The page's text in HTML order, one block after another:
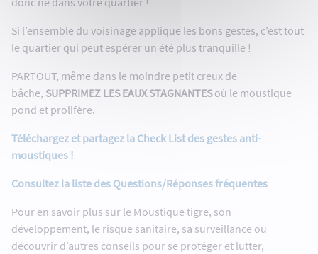
Si l’ensemble du voisinage applique les bons gestes, c’est tout
le quartier qui peut espérer un été plus tranquille !
PARTOUT, même dans le moindre petit creux de
bâche, SUPPRIMEZ LES EAUX STAGNANTESoù le moustique
pond et prolifère.
Téléchargez et partagez la Check List des gestes anti-
moustiques !
Consultez la liste des Questions/Réponses fréquentes
Pour en savoir plus sur le Moustique tigre, son
développement, le risque sanitaire, sa surveillance ou
découvrir d’autres conseils pour se protéger et lutter,